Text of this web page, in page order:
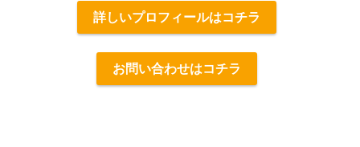
詳しいプロフィールはコチラ
お問い合わせはコチラ